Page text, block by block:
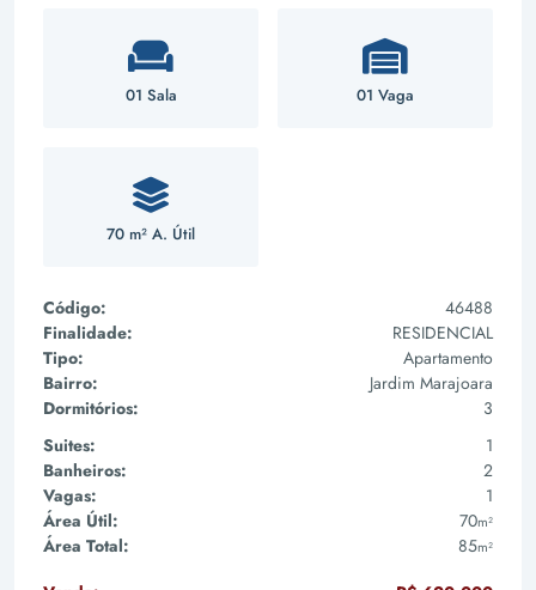
01 Sala 01 Vaga
70 m² A. Útil
Código:
46488
Finalidade:
RESIDENCIAL
Tipo:
Apartamento
Bairro:
Jardim Marajoara
Dormitórios:
3
Suites:
1
Banheiros:
2
Vagas:
1
Área Útil:
70m²
Área Total: 85m²